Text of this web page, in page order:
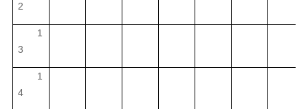
2
1
3
1
4